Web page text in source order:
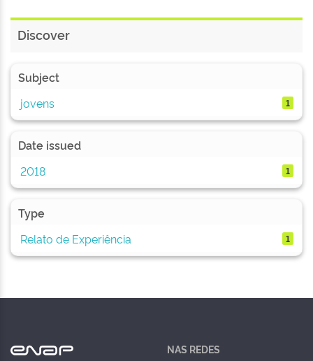
Discover
Subject
jovens
1
Date issued
2018
1
Type
Relato de Experiência
1
NAS REDES